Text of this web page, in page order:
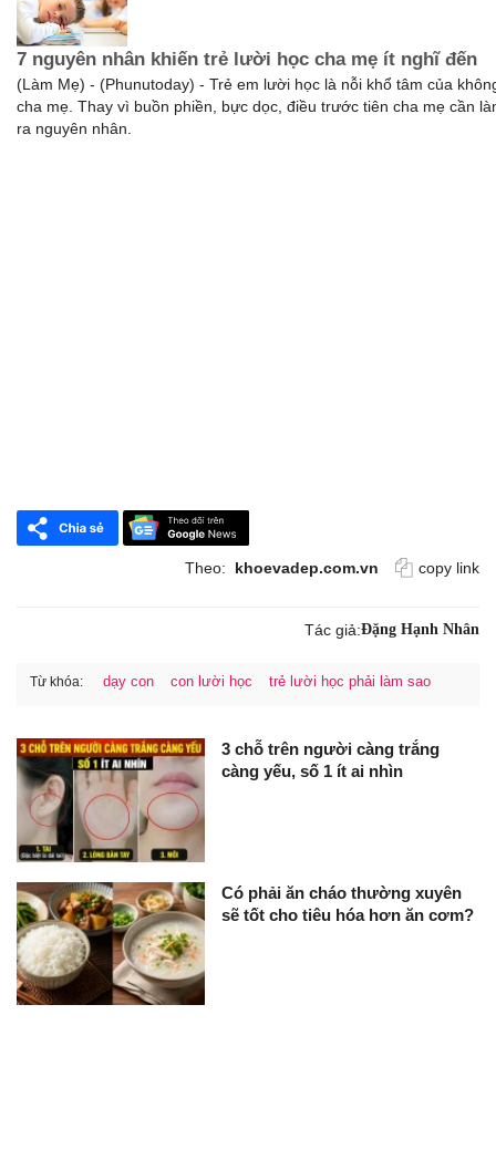
7 nguyên nhân khiến trẻ lười học cha mẹ ít nghĩ đến
(Làm Mẹ) - (Phunutoday) - Trẻ em lười học là nỗi khổ tâm của
cha mẹ. Thay vì buồn phiền, bực dọc, điều trước tiên cha mẹ cần
ra nguyên nhân.
Theo: khoevadep.com.vn copy link
Tác giả:Đặng Hạnh Nhân
Từ khóa: dạy con con lười học trẻ lười học phải làm sao
3 chỗ trên người càng trắng
càng yếu, số 1 ít ai nhìn
Có phải ăn cháo thường xuyên
sẽ tốt cho tiêu hóa hơn ăn cơm?